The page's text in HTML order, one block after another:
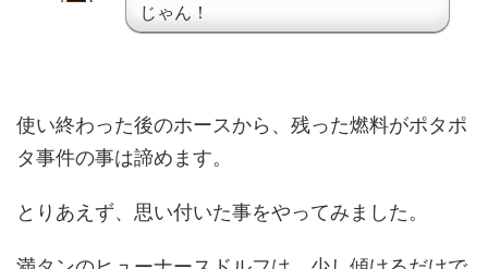
じゃん！
使い終わった後のホースから、残った燃料がポタポ
タ事件の事は諦めます。
とりあえず、思い付いた事をやってみました。